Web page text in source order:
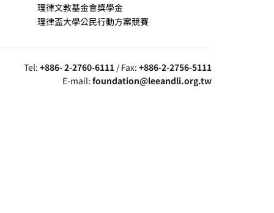
理律文教基金會獎學金
理律盃大學公民行動方案競賽
Tel: +886- 2-2760-6111 / Fax: +886-2-2756-5111
E-mail: foundation@leeandli.org.tw